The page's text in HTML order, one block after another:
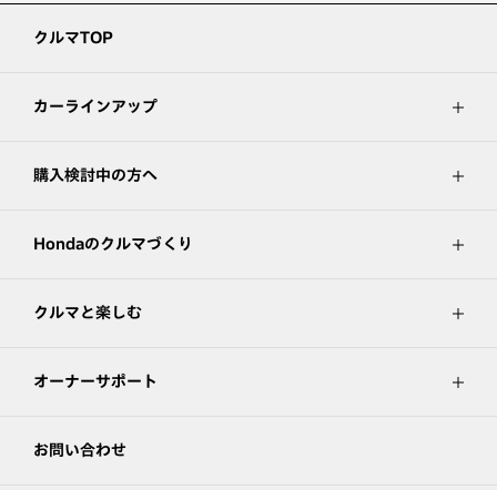
クルマTOP
カーラインアップ
購入検討中の方へ
Hondaのクルマづくり
クルマと楽しむ
オーナーサポート
お問い合わせ